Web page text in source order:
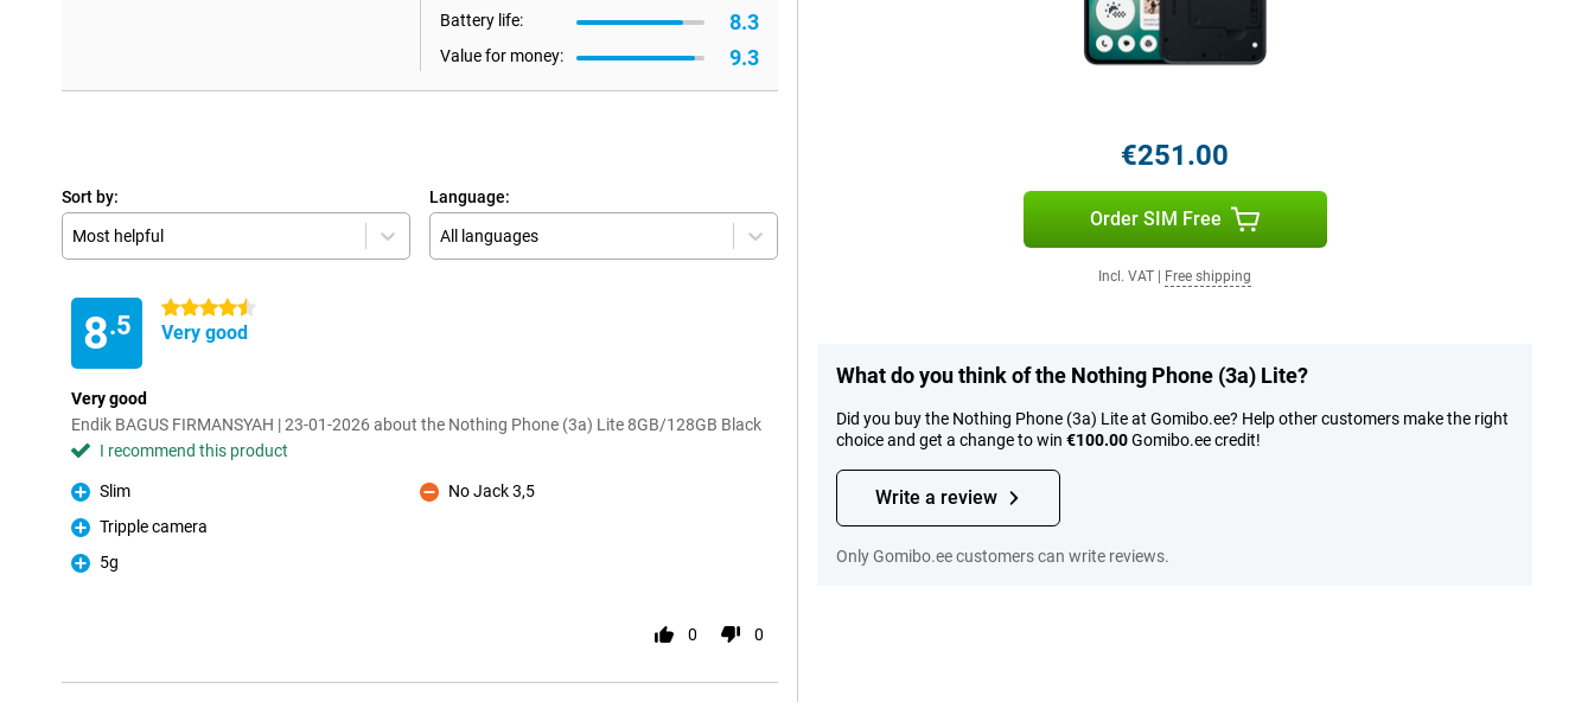
Battery life: 8.3
Value for money: 9.3
Sort by:
Most helpful
Language:
All languages
8.5
4.5 stars
Very good
Very good
Endik BAGUS FIRMANSYAH | 23-01-2026 about the Nothing Phone (3a) Lite 8GB/128GB Black
I recommend this product
Pro
Slim
Pro
Tripple camera
Pro
5g
Con
No Jack 3,5
0 0
€251.00
Order SIM Free
Incl. VAT Free shipping
What do you think of the Nothing Phone (3a) Lite?
Did you buy the Nothing Phone (3a) Lite at Gomibo.ee? Help other customers make the right
choice and get a change to win €100.00Gomibo.ee credit!
Write a review
Only Gomibo.ee customers can write reviews.